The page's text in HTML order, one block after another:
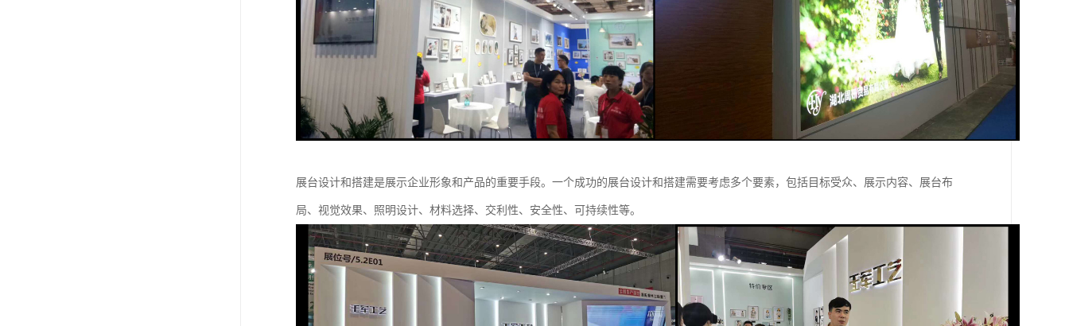
展台设计和搭建是展示企业形象和产品的重要手段。一个成功的展台设计和搭建需要考虑多个要素，包括目标受众、展示内容、展台布
局、视觉效果、照明设计、材料选择、交利性、安全性、可持续性等。